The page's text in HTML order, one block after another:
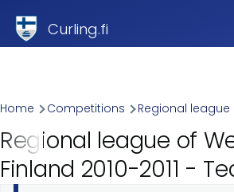
Curling.fi
Breadcrumb
Home Competitions Regional league
Regional league of
Finland 2010-2011 -